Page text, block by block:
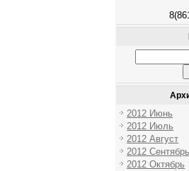
2012 Июнь
2012 Июль
2012 Август
2012 Сентябрь
2012 Октябрь